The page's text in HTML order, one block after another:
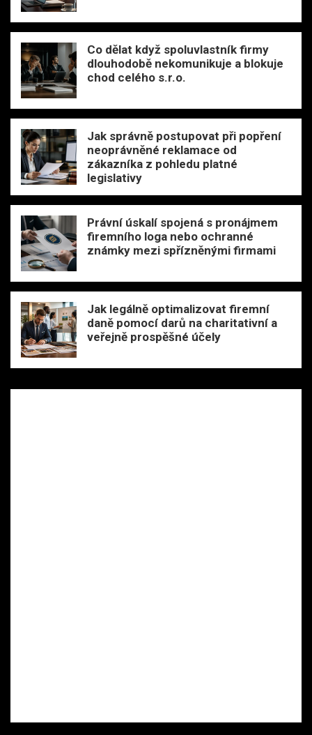
Co dělat když spoluvlastník firmy
dlouhodobě nekomunikuje a blokuje
chod celého s.r.o.
Jak správně postupovat při popření
neoprávněné reklamace od
zákazníka z pohledu platné
legislativy
Právní úskalí spojená s pronájmem
firemního loga nebo ochranné
známky mezi spřízněnými firmami
Jak legálně optimalizovat firemní
daně pomocí darů na charitativní a
veřejně prospěšné účely